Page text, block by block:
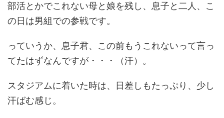
部活とかでこれない母と娘を残し、息子と二人、こ
の日は男組での参戦です。
っていうか、息子君、この前もうこれないって言っ
てたはずなんですが・・・（汗）。
スタジアムに着いた時は、日差しもたっぷり、少し
汗ばむ感じ。